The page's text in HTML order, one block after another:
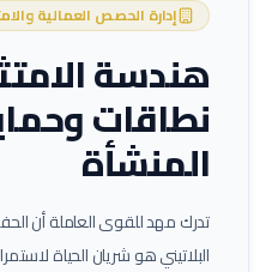
إدارة الحصص العمالية
هندسة
نطاقات
المنشأة
تدرك مهد للقوى العاملة أن
البلاتيني هو شريان الحياة